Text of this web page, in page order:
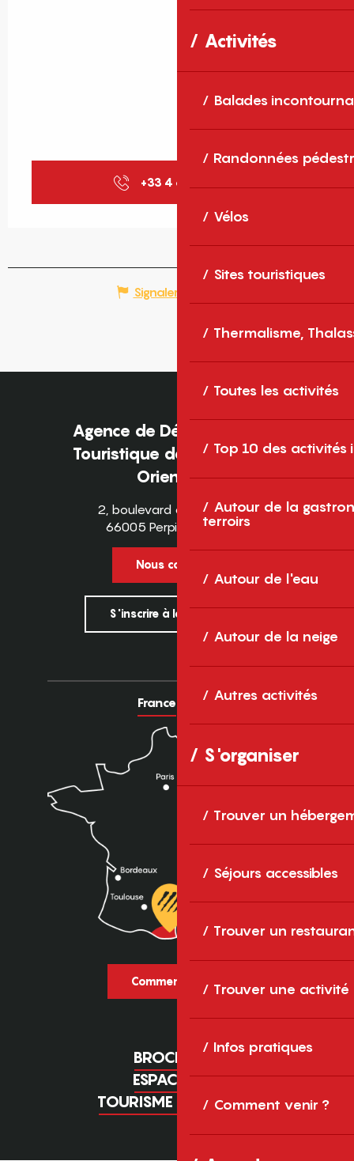
Activités
Balades
Randonnées
Vélos
Sites touristiques
Thermalisme,
Toutes les activités
Top 10 des activités
Autour de la
terroirs
Autour de l'eau
Autour de la neige
Autres activités
S'organiser
Trouver un
Séjours accessibles
Trouver un
Trouver une activité
Infos pratiques
Comment venir ?
+33 4 68 30 68
Signaler une erreur
Agence de Développement
Touristique des Pyrénées-
Orientales
2, boulevard des Pyrénées
66005 Perpignan Cedex
Nous contacter
S'inscrire à la newsletter
France Europe
Comment venir ?
BROCHURES
ESPACE PRO
TOURISME D'AFFAIRES